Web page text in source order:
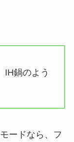
IH鍋のよう
ードなら、フ